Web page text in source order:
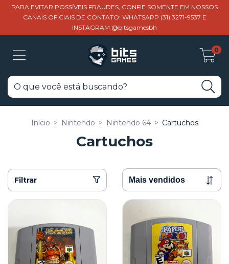
PARA EVITAR POSSÍVEIS FRAUDES, CONFIE SOMENTE EM NOSSOS
CANAIS OFICIAIS DE CONTATO: WHATSAPP (31) 3271-9537 E
INSTAGRAM @bitsgamesbh
0
Início > Nintendo > Nintendo 64 > Cartuchos
Cartuchos
Filtrar